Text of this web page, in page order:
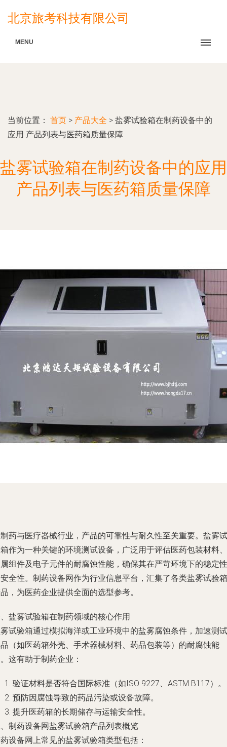
北京旅考科技有限公司
MENU
当前位置： 首页 > 产品大全 > 盐雾试验箱在制药设备中的
应用 产品列表与医药箱质量保障
盐雾试验箱在制药设备中的应用
产品列表与医药箱质量保障
药与医疗器械行业，产品的可靠性与耐久性至关重要。盐雾试
作为一种关键的环境测试设备，广泛用于评估医药包装材料、
组件及电子元件的耐腐蚀性能，确保其在严苛环境下的稳定性
全性。制药设备网作为行业信息平台，汇集了各类盐雾试验箱
，为医药企业提供全面的选型参考。
盐雾试验箱在制药领域的核心作用
试验箱通过模拟海洋或工业环境中的盐雾腐蚀条件，加速测试
（如医药箱外壳、手术器械材料、药品包装等）的耐腐蚀能
这有助于制药企业：
验证材料是否符合国际标准（如ISO 9227、ASTM B117）。
预防因腐蚀导致的药品污染或设备故障。
提升医药箱的长期储存与运输安全性。
制药设备网盐雾试验箱产品列表概览
设备网上常见的盐雾试验箱类型包括：